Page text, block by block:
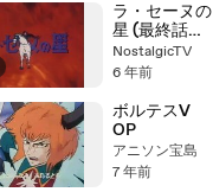
ラ・セーヌの
星 (最終話
OP/ED)
NostalgicTV
6 年前
ボルテスV
OP
アニソン宝島
7 年前